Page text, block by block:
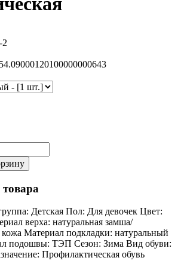
2
в корзину
Детская Пол: Для девочек Цвет:
верха: натуральная замша/
кожа Материал подкладки: натуральный
подошвы: ТЭП Сезон: Зима Вид обуви:
Профилактическая обувь